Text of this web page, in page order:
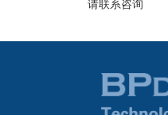
请联系咨询